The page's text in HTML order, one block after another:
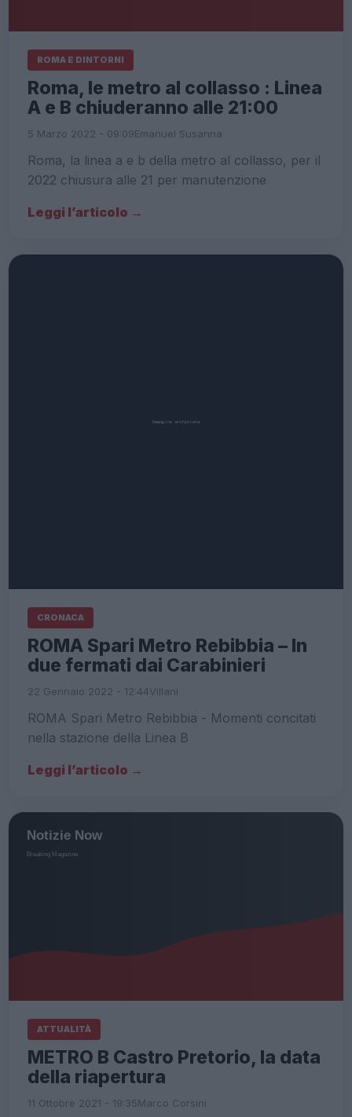
ROMA E DINTORNI
Roma, le metro al collasso : Linea
A e B chiuderanno alle 21:00
5 Marzo 2022 - 09:09Emanuel Susanna
Roma, la linea a e b della metro al collasso, per il
2022 chiusura alle 21 per manutenzione
Leggi l’articolo →
CRONACA
ROMA Spari Metro Rebibbia – In
due fermati dai Carabinieri
22 Gennaio 2022 - 12:44Villani
ROMA Spari Metro Rebibbia - Momenti concitati
nella stazione della Linea B
Leggi l’articolo →
ATTUALITÀ
METRO B Castro Pretorio, la data
della riapertura
11 Ottobre 2021 - 19:35Marco Corsini